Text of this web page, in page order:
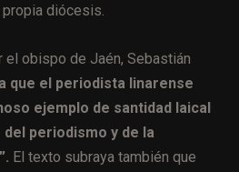
diócesis.
el obispo de Jaén, Sebastián
que el periodista linarense
ejemplo de santidad laical
periodismo y de la
El texto subraya también que